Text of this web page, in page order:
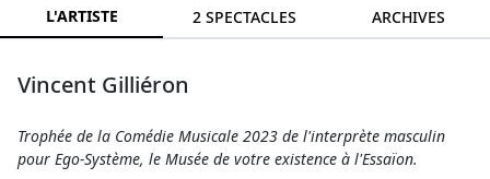
L'ARTISTE 2 SPECTACLES ARCHIVES
Vincent Gilliéron
Trophée de la Comédie Musicale 2023 de l'interprète masculin
pour Ego-Système, le Musée de votre existence à l'Essaïon.